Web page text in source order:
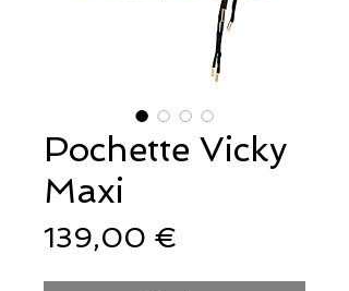
Pochette Vicky
Maxi
139,00 €